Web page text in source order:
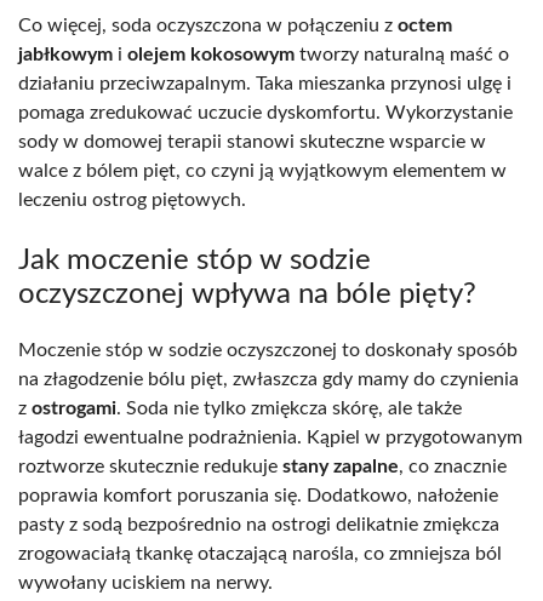
Co więcej, soda oczyszczona w połączeniu z octem
jabłkowym i olejem kokosowym tworzy naturalną maść o
działaniu przeciwzapalnym. Taka mieszanka przynosi ulgę i
pomaga zredukować uczucie dyskomfortu. Wykorzystanie
sody w domowej terapii stanowi skuteczne wsparcie w
walce z bólem pięt, co czyni ją wyjątkowym elementem w
leczeniu ostrog piętowych.
Jak moczenie stóp w sodzie
oczyszczonej wpływa na bóle pięty?
Moczenie stóp w sodzie oczyszczonej to doskonały sposób
na złagodzenie bólu pięt, zwłaszcza gdy mamy do czynienia
z ostrogami. Soda nie tylko zmiękcza skórę, ale także
łagodzi ewentualne podrażnienia. Kąpiel w przygotowanym
roztworze skutecznie redukuje stany zapalne, co znacznie
poprawia komfort poruszania się. Dodatkowo, nałożenie
pasty z sodą bezpośrednio na ostrogi delikatnie zmiękcza
zrogowaciałą tkankę otaczającą narośla, co zmniejsza ból
wywołany uciskiem na nerwy.